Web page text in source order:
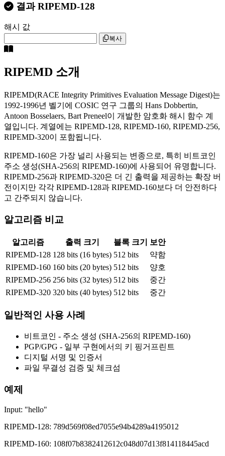
결과 RIPEMD-128
해시 값
복사
RIPEMD 소개
RIPEMD(RACE Integrity Primitives Evaluation Message Digest)는
1992-1996년 벨기에 COSIC 연구 그룹의 Hans Dobbertin,
Antoon Bosselaers, Bart Preneel이 개발한 암호화 해시 함수 계
열입니다. 계열에는 RIPEMD-128, RIPEMD-160, RIPEMD-256,
RIPEMD-320이 포함됩니다.
RIPEMD-160은 가장 널리 사용되는 변종으로, 특히 비트코인
주소 생성(SHA-256의 RIPEMD-160)에 사용되어 유명합니다.
RIPEMD-256과 RIPEMD-320은 더 긴 출력을 제공하는 확장 버
전이지만 각각 RIPEMD-128과 RIPEMD-160보다 더 안전하다
고 간주되지 않습니다.
알고리즘 비교
알고리즘 출력 크기 블록 크기
보안
RIPEMD-128 128 bits (16 bytes) 512 bits
약함
RIPEMD-160 160 bits (20 bytes) 512 bits
양호
RIPEMD-256 256 bits (32 bytes) 512 bits
중간
RIPEMD-320 320 bits (40 bytes) 512 bits 중간
일반적인 사용 사례
비트코인 - 주소 생성 (SHA-256의 RIPEMD-160)
PGP/GPG - 일부 구현에서의 키 핑거프린트
디지털 서명 및 인증서
파일 무결성 검증 및 체크섬
예제
Input: "hello"
RIPEMD-128: 789d569f08ed7055e94b4289a4195012
RIPEMD-160: 108f07b8382412612c048d07d13f814118445acd